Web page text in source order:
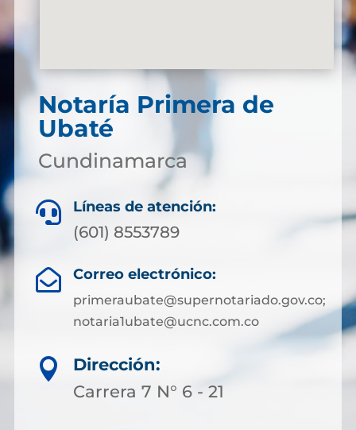
Notaría Primera de
Ubaté
Cundinamarca
 Líneas de atención:
(601) 8553789
 Correo electrónico:
primeraubate@supernotariado.gov.co;
notaria1ubate@ucnc.com.co

Dirección:
Carrera 7 N° 6 - 21